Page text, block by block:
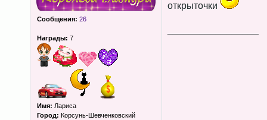
Сообщения: 26
Награды: 7
Имя: Лариса
Город: Корсунь-Шевченковский
открыточки